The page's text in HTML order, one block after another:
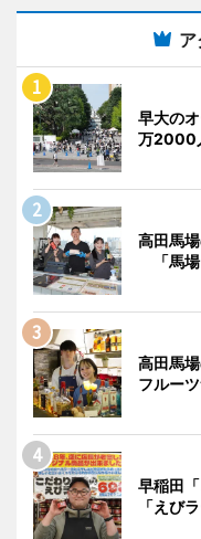
早大の
万2000
高田馬
「馬場
高田馬
フルー
早稲田
「えび